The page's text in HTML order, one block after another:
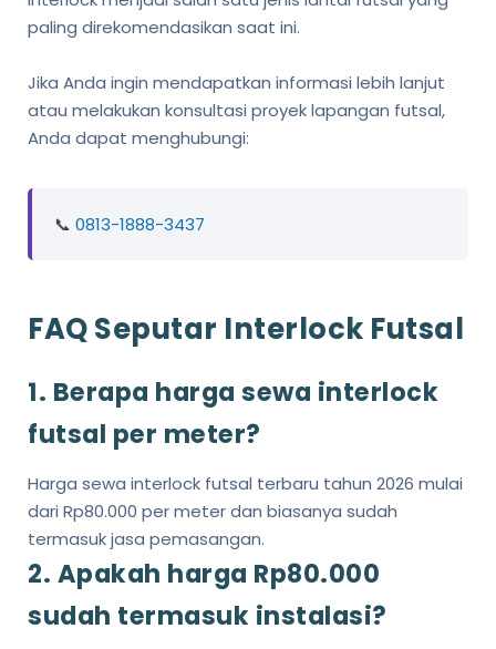
paling direkomendasikan saat ini.
Jika Anda ingin mendapatkan informasi lebih lanjut
atau melakukan konsultasi proyek lapangan futsal,
Anda dapat menghubungi:
📞 0813-1888-3437
FAQ Seputar Interlock Futsal
1. Berapa harga sewa interlock
futsal per meter?
Harga sewa interlock futsal terbaru tahun 2026 mulai
dari Rp80.000 per meter dan biasanya sudah
termasuk jasa pemasangan.
2. Apakah harga Rp80.000
sudah termasuk instalasi?